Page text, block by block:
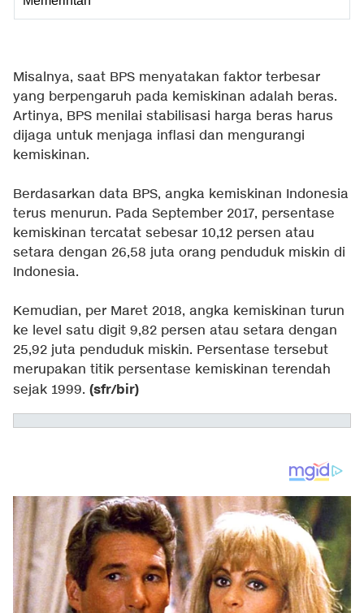
Misalnya, saat BPS menyatakan faktor terbesar
yang berpengaruh pada kemiskinan adalah beras.
Artinya, BPS menilai stabilisasi harga beras harus
dijaga untuk menjaga inflasi dan mengurangi
kemiskinan.
Berdasarkan data BPS, angka kemiskinan Indonesia
terus menurun. Pada September 2017, persentase
kemiskinan tercatat sebesar 10,12 persen atau
setara dengan 26,58 juta orang penduduk miskin di
Indonesia.
Kemudian, per Maret 2018, angka kemiskinan turun
ke level satu digit 9,82 persen atau setara dengan
25,92 juta penduduk miskin. Persentase tersebut
merupakan titik persentase kemiskinan terendah
sejak 1999. (sfr/bir)